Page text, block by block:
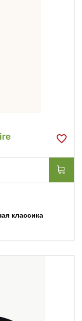
классика